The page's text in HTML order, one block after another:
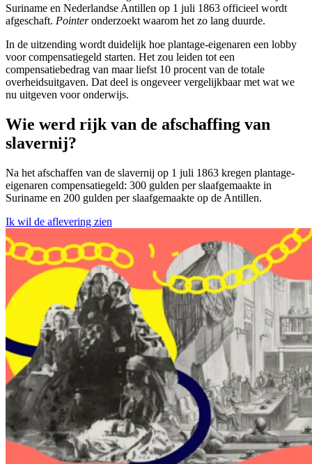
Suriname en Nederlandse Antillen op 1 juli 1863 officieel wordt
afgeschaft. Pointeronderzoekt waarom het zo lang duurde.
In de uitzending wordt duidelijk hoe plantage-eigenaren een lobby
voor compensatiegeld starten. Het zou leiden tot een
compensatiebedrag van maar liefst 10 procent van de totale
overheidsuitgaven. Dat deel is ongeveer vergelijkbaar met wat we
nu uitgeven voor onderwijs.
Wie werd rijk van de afschaffing van
slavernij?
Na het afschaffen van de slavernij op 1 juli 1863 kregen plantage-
eigenaren compensatiegeld: 300 gulden per slaafgemaakte in
Suriname en 200 gulden per slaafgemaakte op de Antillen.
Ik wil de aflevering zien